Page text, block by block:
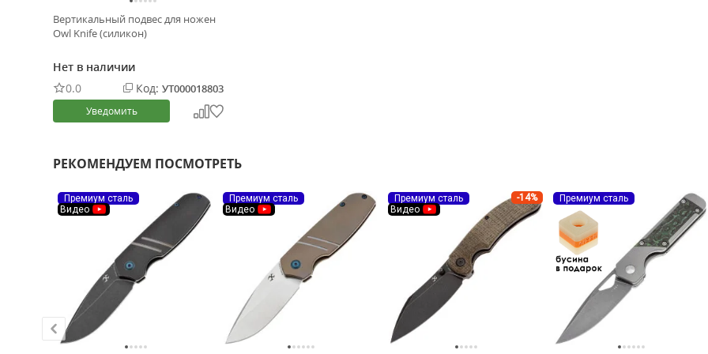
Вертикальный подвес для ножен
Owl Knife (силикон)
Нет в наличии
0.0
Код: УТ000018803
Уведомить
РЕКОМЕНДУЕМ ПОСМОТРЕТЬ
Премиум сталь
Видео
Премиум сталь
Видео
-14%
Премиум сталь
Видео
Премиум сталь